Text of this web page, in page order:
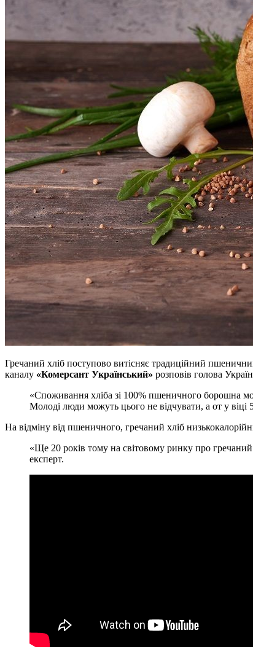
Гречаний хліб поступово витісняє традиційний
каналу «Комерсант Український» розповів голова
«Споживання хліба зі 100% пшеничного борошна
Молоді люди можуть цього не відчувати, а от у
На відміну від пшеничного, гречаний хліб
«Ще 20 років тому на світовому ринку про гречаний
експерт.